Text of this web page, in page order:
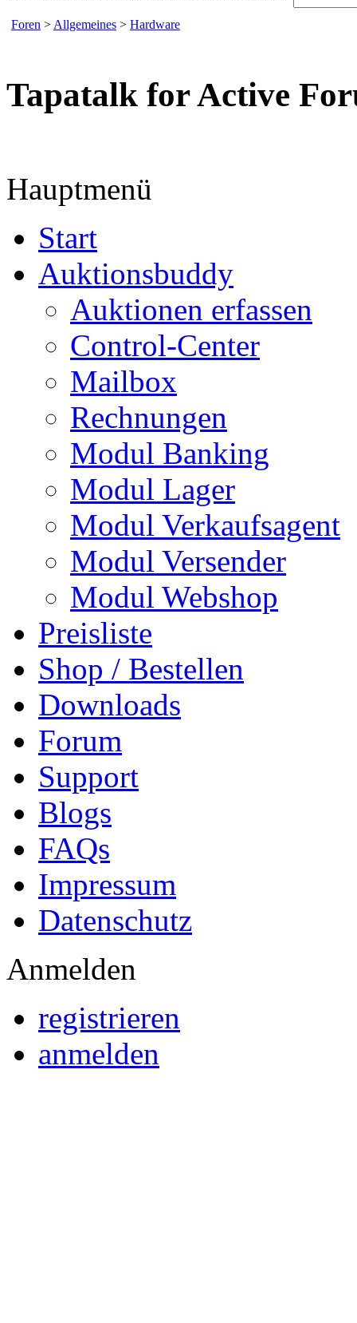
Foren > Allgemeines > Hardware
Tapatalk for Active
Hauptmenü
Start
Auktionsbuddy
Auktionen erfassen
Control-Center
Mailbox
Rechnungen
Modul Banking
Modul Lager
Modul Verkaufsagent
Modul Versender
Modul Webshop
Preisliste
Shop / Bestellen
Downloads
Forum
Support
Blogs
FAQs
Impressum
Datenschutz
Anmelden
registrieren
anmelden